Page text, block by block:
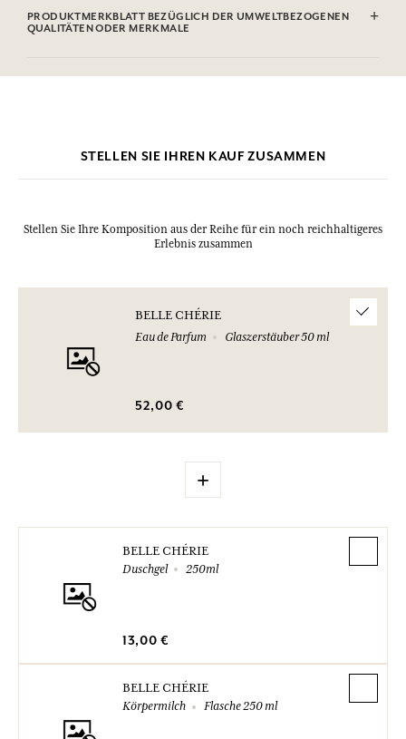
Linalool, Hydroxycitronellal, Benzyl Salicylate, Citronellol, Alpha-
Isomethyl Ionone, Limonene, Geraniol, Citral, Benzyl Benzoate. Diese
PRODUKTMERKBLATT BEZÜGLICH DER UMWELTBEZOGENEN
QUALITÄTEN ODER MERKMALE
Bitte konsultieren Sie die Umweltqualitäten oder -merkmale, indem
STELLEN SIE IHREN KAUF ZUSAMMEN
Stellen Sie Ihre Komposition aus der Reihe für ein noch reichhaltigeres
Erlebnis zusammen
BELLE CHÉRIE
Eau de Parfum
Glaszerstäuber 50 ml
52,00 €
+
BELLE CHÉRIE
Duschgel
250ml
13,00 €
BELLE CHÉRIE
Körpermilch
Flasche 250 ml